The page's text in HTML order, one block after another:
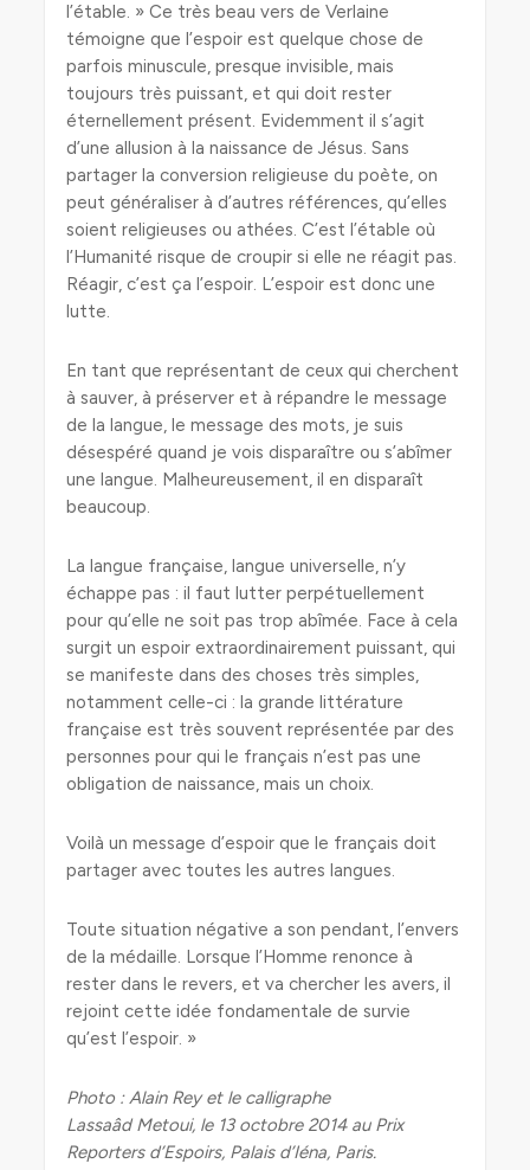
l’étable. » Ce très beau vers de Verlaine
témoigne que l’espoir est quelque chose de
parfois minuscule, presque invisible, mais
toujours très puissant, et qui doit rester
éternellement présent. Evidemment il s’agit
d’une allusion à la naissance de Jésus. Sans
partager la conversion religieuse du poète, on
peut généraliser à d’autres références, qu’elles
soient religieuses ou athées. C’est l’étable où
l’Humanité risque de croupir si elle ne réagit pas.
Réagir, c’est ça l’espoir. L’espoir est donc une
lutte.
En tant que représentant de ceux qui cherchent
à sauver, à préserver et à répandre le message
de la langue, le message des mots, je suis
désespéré quand je vois disparaître ou s’abîmer
une langue. Malheureusement, il en disparaît
beaucoup.
La langue française, langue universelle, n’y
échappe pas : il faut lutter perpétuellement
pour qu’elle ne soit pas trop abîmée. Face à cela
surgit un espoir extraordinairement puissant, qui
se manifeste dans des choses très simples,
notamment celle-ci : la grande littérature
française est très souvent représentée par des
personnes pour qui le français n’est pas une
obligation de naissance, mais un choix.
Voilà un message d’espoir que le français doit
partager avec toutes les autres langues.
Toute situation négative a son pendant, l’envers
de la médaille. Lorsque l’Homme renonce à
rester dans le revers, et va chercher les avers, il
rejoint cette idée fondamentale de survie
qu’est l’espoir. »
Photo : Alain Rey et le calligraphe
Lassaâd Metoui, le 13 octobre 2014 au Prix
Reporters d’Espoirs, Palais d’Iéna, Paris.